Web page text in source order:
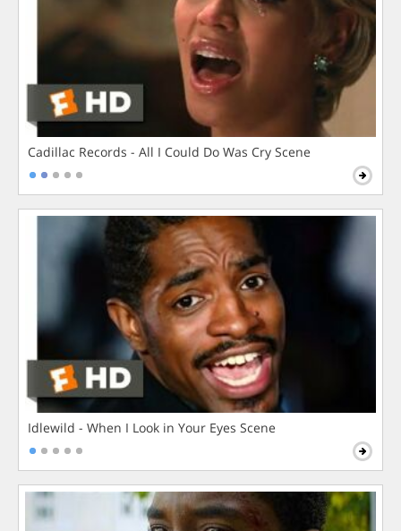
Cadillac Records - All I Could Do Was Cry Scene
Idlewild - When I Look in Your Eyes Scene